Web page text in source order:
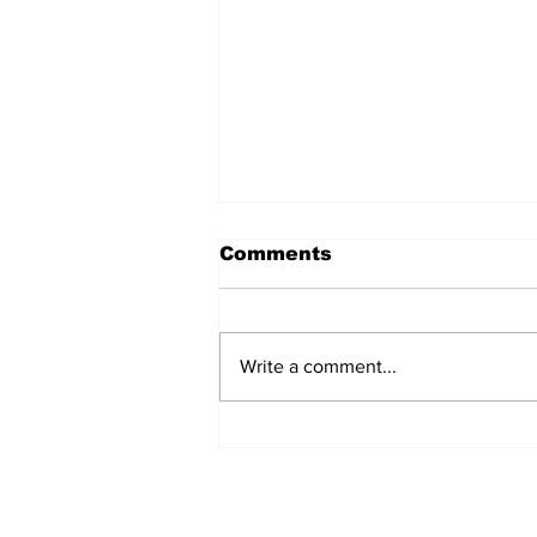
Comments
Write a comment...